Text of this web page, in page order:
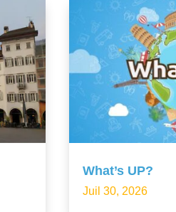
What’s UP?
Juil 30, 2026